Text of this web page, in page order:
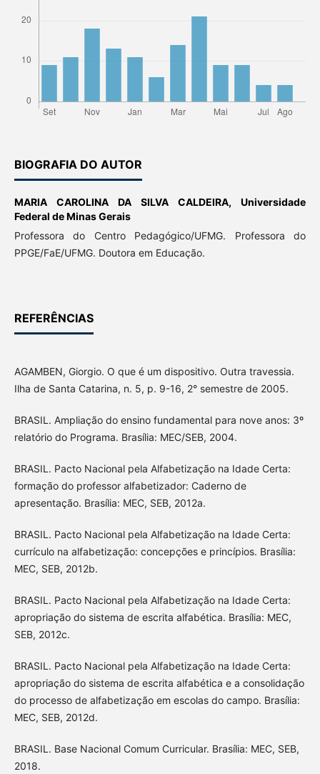
BIOGRAFIA DO AUTOR
MARIA CAROLINA DA SILVA CALDEIRA,Universidade
Federal de Minas Gerais
Professora do Centro Pedagógico/UFMG. Professora do
PPGE/FaE/UFMG. Doutora em Educação.
REFERÊNCIAS
AGAMBEN, Giorgio. O que é um dispositivo. Outra travessia.
Ilha de Santa Catarina, n. 5, p. 9-16, 2° semestre de 2005.
BRASIL. Ampliação do ensino fundamental para nove anos: 3º
relatório do Programa. Brasília: MEC/SEB, 2004.
BRASIL. Pacto Nacional pela Alfabetização na Idade Certa:
formação do professor alfabetizador: Caderno de
apresentação. Brasília: MEC, SEB, 2012a.
BRASIL. Pacto Nacional pela Alfabetização na Idade Certa:
currículo na alfabetização: concepções e princípios. Brasília:
MEC, SEB, 2012b.
BRASIL. Pacto Nacional pela Alfabetização na Idade Certa:
apropriação do sistema de escrita alfabética. Brasília: MEC,
SEB, 2012c.
BRASIL. Pacto Nacional pela Alfabetização na Idade Certa:
apropriação do sistema de escrita alfabética e a consolidação
do processo de alfabetização em escolas do campo. Brasília:
MEC, SEB, 2012d.
BRASIL. Base Nacional Comum Curricular. Brasília: MEC, SEB,
2018.